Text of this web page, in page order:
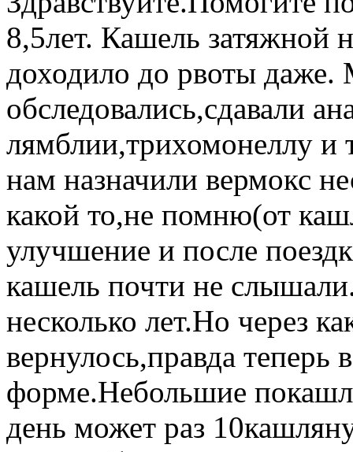
8,5лет. Кашель затяжной
доходило до рвоты даже.
обследовались,сдавали
лямблии,трихомонеллу и
нам назначили вермокс
какой то,не помню(от
улучшение и после
кашель почти не
несколько лет.Но через
вернулось,правда теперь
форме.Небольшие
день может раз